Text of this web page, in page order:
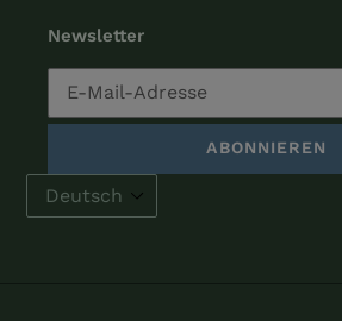
Newsletter
ABONNIEREN